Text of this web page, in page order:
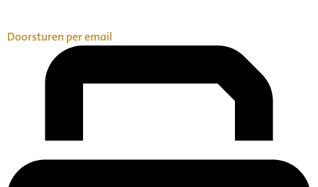
Doorsturen per email